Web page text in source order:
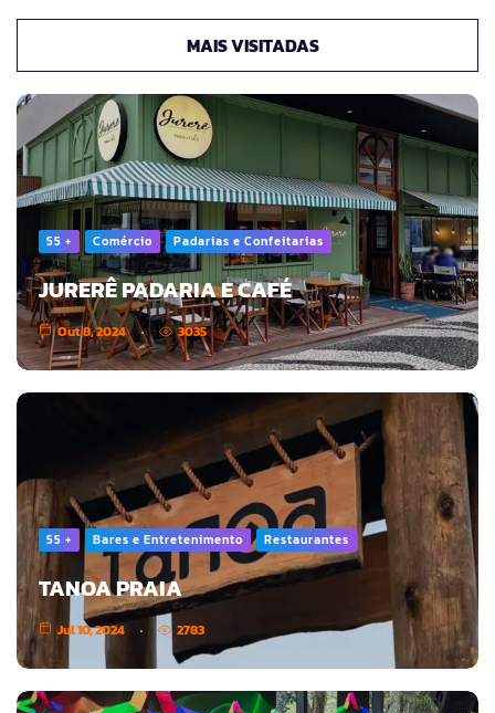
MAIS VISITADAS
55 + Comércio Padarias e Confeitarias
JURERÊ PADARIA E CAFÉ
Out 8, 2024 3035
55 + Bares e Entretenimento Restaurantes
TANOA PRAIA
Jul 10, 2024 2783